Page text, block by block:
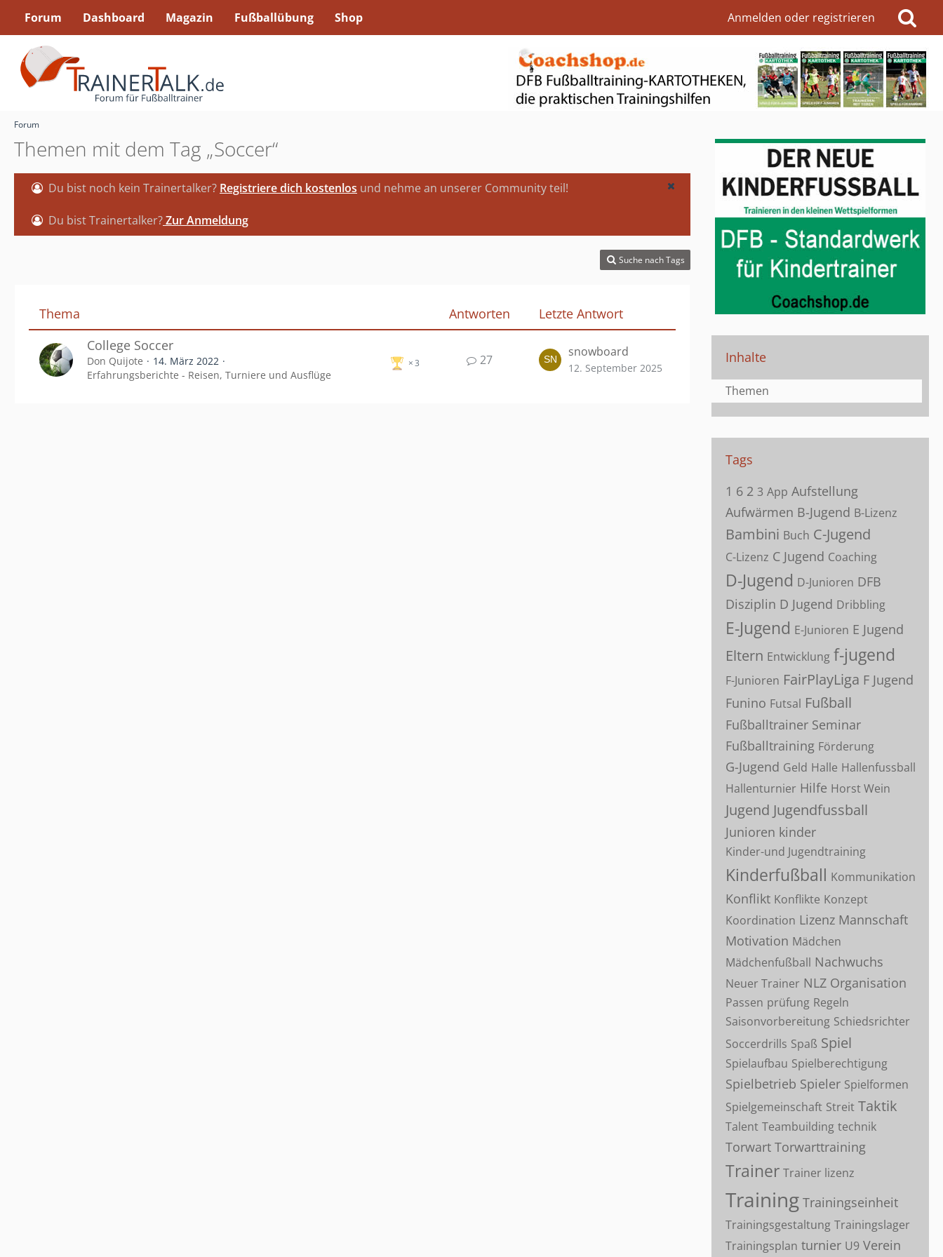
Forum Dashboard Magazin Fußballübung Shop Anmelden oder registrieren
Forum
Themen mit dem Tag „Soccer“
Du bist noch kein Trainertalker? Registriere dich kostenlos und nehme an unserer Community teil!
Du bist Trainertalker?Zur Anmeldung
Suche nach Tags
Thema Antworten
Letzte Antwort
College Soccer
3
Don Quijote
14. März 2022
Erfahrungsberichte - Reisen, Turniere und Ausflüge
27
snowboard
12. September 2025
Inhalte
Themen
Tags
1 6 2 3 App Aufstellung
Aufwärmen B-Jugend B-Lizenz
Bambini Buch C-Jugend
C-Lizenz C Jugend Coaching
D-Jugend D-Junioren DFB
Disziplin D Jugend Dribbling
E-Jugend E-Junioren E Jugend
Eltern Entwicklung f-jugend
F-Junioren FairPlayLiga F Jugend
Funino Futsal Fußball
Fußballtrainer Seminar
Fußballtraining Förderung
G-Jugend Geld Halle Hallenfussball
Hallenturnier Hilfe Horst Wein
Jugend Jugendfussball
Junioren kinder
Kinder-und Jugendtraining
Kinderfußball Kommunikation
Konflikt Konflikte Konzept
Koordination Lizenz Mannschaft
Motivation Mädchen
Mädchenfußball Nachwuchs
Neuer Trainer NLZ Organisation
Passen prüfung Regeln
Saisonvorbereitung Schiedsrichter
Soccerdrills Spaß Spiel
Spielaufbau Spielberechtigung
Spielbetrieb Spieler Spielformen
Spielgemeinschaft Streit Taktik
Talent Teambuilding technik
Torwart Torwarttraining
Trainer Trainer lizenz
Training Trainingseinheit
Trainingsgestaltung Trainingslager
Trainingsplan turnier U9 Verein